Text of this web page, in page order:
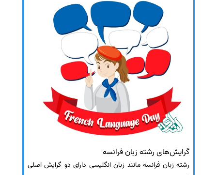
گرایش‌های رشته زبان فرانسه
رشته زبان فرانسه مانند زبان انگلیسی دارای دو گرایش اصلی